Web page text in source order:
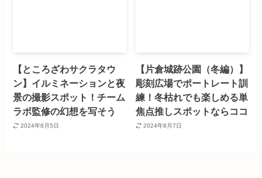
【ところざわサクラタウ
ン】イルミネーションと夜
景の撮影スポット！チーム
ラボ監修の幻想を写そう
2024年8月5日
【片倉城跡公園（冬編）】
彫刻広場でポートレート訓
練！冬枯れでも楽しめる単
焦点推しスポットならココ
2024年8月7日